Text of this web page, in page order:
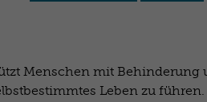
Menschen mit
Leben zu